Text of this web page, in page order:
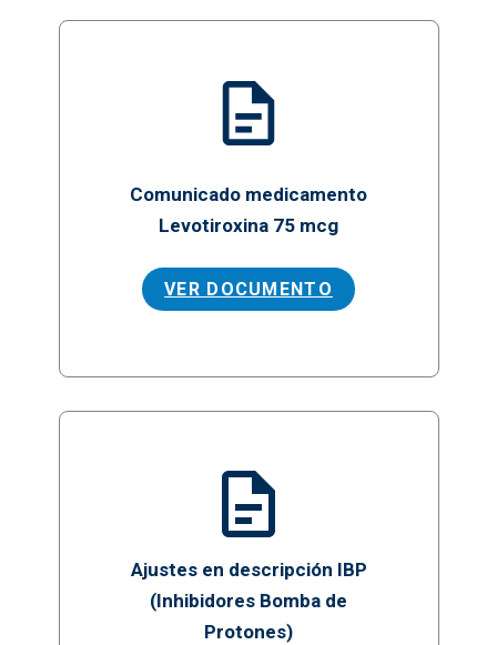
Comunicado medicamento
Levotiroxina 75 mcg
VER DOCUMENTO
Ajustes en descripción IBP
(Inhibidores Bomba de
Protones)